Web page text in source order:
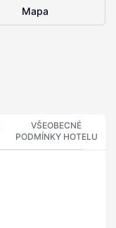
Mapa
VŠEOBECNÉ
PODMÍNKY HOTELU